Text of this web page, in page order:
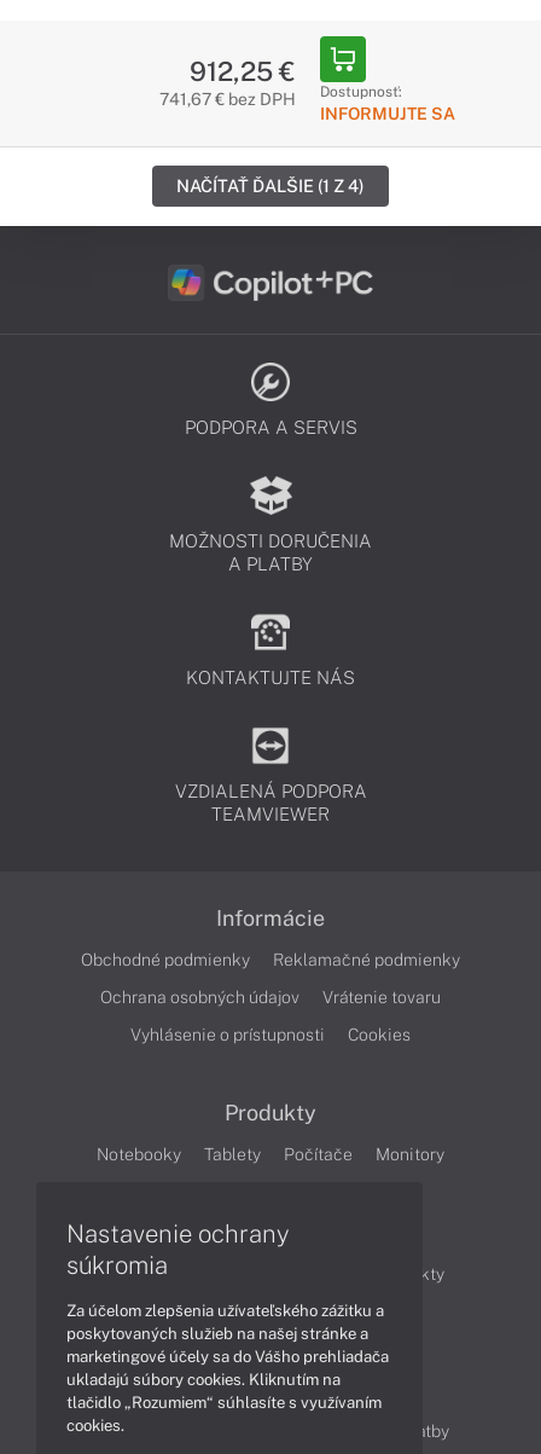
912,25 €
741,67 € bez DPH Dostupnosť:
INFORMUJTE SA
NAČÍTAŤ ĎALŠIE (1 Z 4)
PODPORA A SERVIS
MOŽNOSTI DORUČENIA
A PLATBY
KONTAKTUJTE NÁS
VZDIALENÁ PODPORA
TEAMVIEWER
Informácie
Obchodné podmienky
Reklamačné podmienky
Ochrana osobných údajov
Vrátenie tovaru
Vyhlásenie o prístupnosti
Cookies
Produkty
Notebooky Tablety Počítače Monitory
Články
Obchodné informácie
Produkty
Technológie
Videá
Obsah
Ako nakupovať Možnosti doručenia a platby
Nastavenie ochrany
súkromia
Za účelom zlepšenia užívateľského zážitku a
poskytovaných služieb na našej stránke a
marketingové účely sa do Vášho prehliadača
ukladajú súbory cookies. Kliknutím na
tlačidlo „Rozumiem“ súhlasíte s využívaním
cookies.